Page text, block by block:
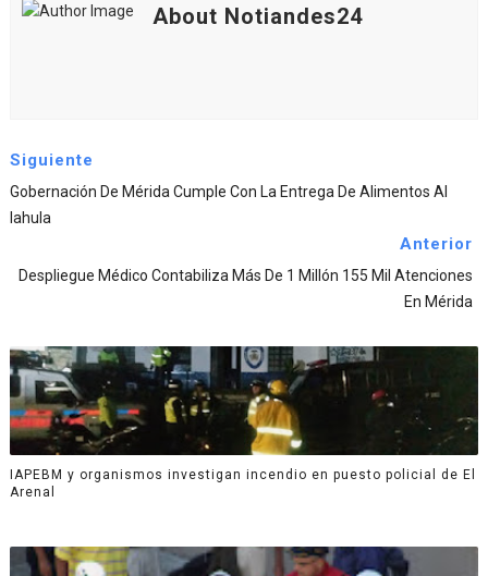
About Notiandes24
Siguiente
Gobernación De Mérida Cumple Con La Entrega De Alimentos Al
Iahula
Anterior
Despliegue Médico Contabiliza Más De 1 Millón 155 Mil Atenciones
En Mérida
IAPEBM y organismos investigan incendio en puesto policial de El
Arenal